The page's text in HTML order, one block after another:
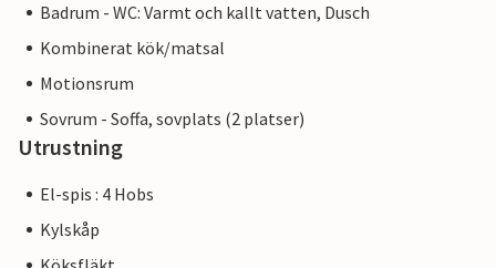
Badrum - WC: Varmt och kallt vatten, Dusch
Kombinerat kök/matsal
Motionsrum
Sovrum - Soffa, sovplats (2 platser)
Utrustning
El-spis : 4 Hobs
Kylskåp